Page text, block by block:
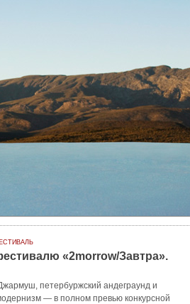
«2morrow/Завтра».
петербуржский андеграунд и
— в полном превью конкурсной